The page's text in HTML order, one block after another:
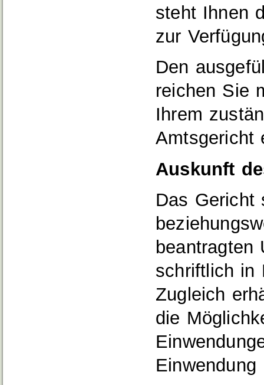
steht Ihnen
zur
Den
reichen Sie
Ihrem
Amtsgericht
Auskunft
Das Gericht
beantragten
schriftlich in
Zugleich
die